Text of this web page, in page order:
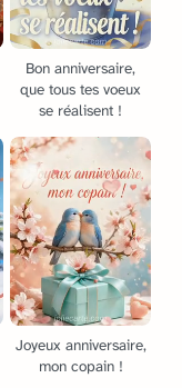
Bon anniversaire,
que tous tes voeux
se réalisent !
Joyeux anniversaire,
mon copain !